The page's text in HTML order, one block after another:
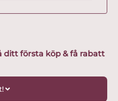
ditt första köp & få rabatt